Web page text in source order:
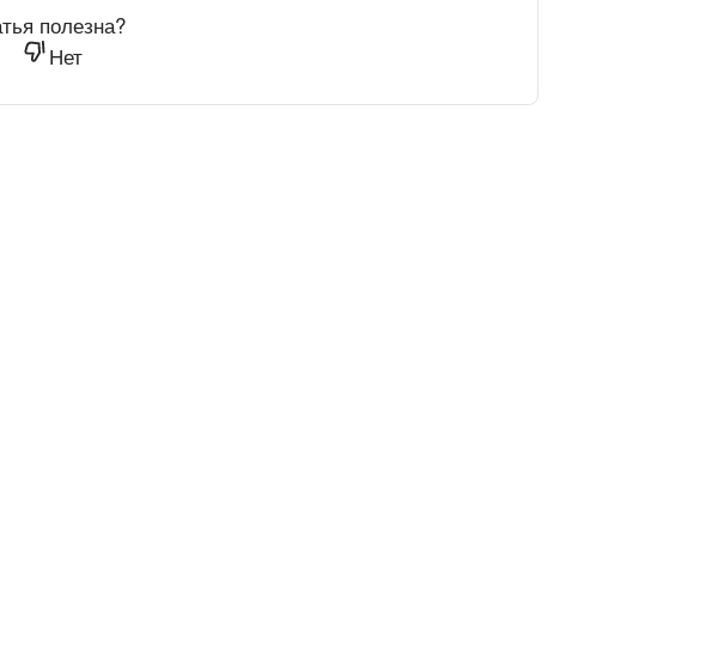
полезна?
Нет